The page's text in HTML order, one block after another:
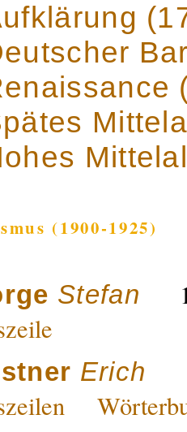
(1900-1925)
Stefan
Erich